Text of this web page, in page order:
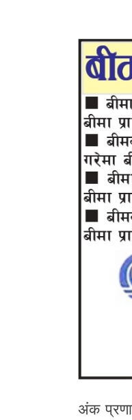
अंक